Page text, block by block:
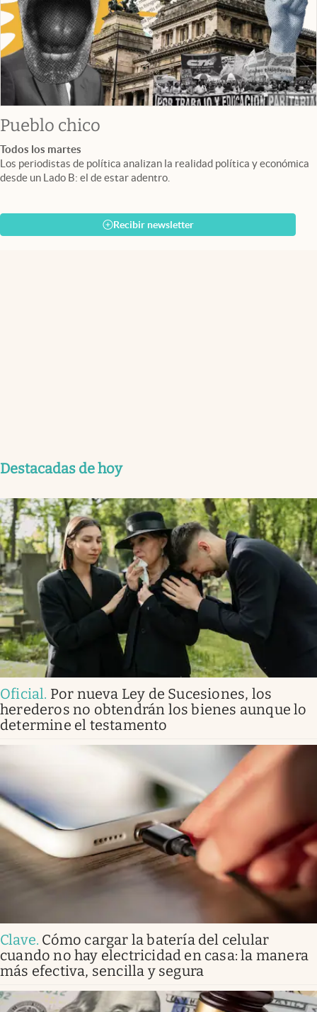
Pueblo chico
Todos los martes
Los periodistas de política analizan la realidad política y económica
desde un Lado B: el de estar adentro.
Recibir newsletter
Destacadas de hoy
Oficial. Por nueva Ley de Sucesiones, los
herederos no obtendrán los bienes aunque lo
determine el testamento
Clave. Cómo cargar la batería del celular
cuando no hay electricidad en casa: la manera
más efectiva, sencilla y segura